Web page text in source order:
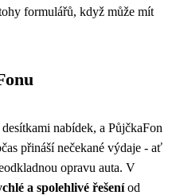
formulářů, když může mít
nabídek, a PůjčkaFon
přináší nečekané výdaje - ať
opravu auta. V
a spolehlivé řešeníod